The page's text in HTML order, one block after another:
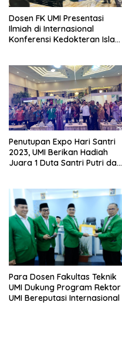
Dosen FK UMI Presentasi
Ilmiah di Internasional
Konferensi Kedokteran Islam
Penutupan Expo Hari Santri
2023, UMI Berikan Hadiah
Juara 1 Duta Santri Putri dan
Para Dosen Fakultas Teknik
UMI Dukung Program Rektor
UMI Bereputasi Internasional